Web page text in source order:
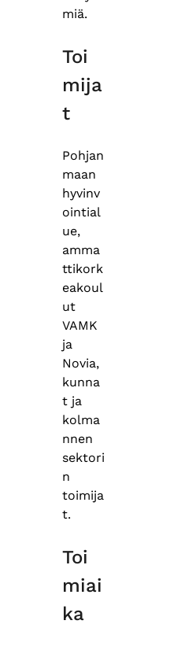
miä.
Toi
mija
t
Pohjan
maan
hyvinv
ointial
ue,
amma
ttikork
eakoul
ut
VAMK
ja
Novia,
kunna
t ja
kolma
nnen
sektori
n
toimija
t.
Toi
miai
ka